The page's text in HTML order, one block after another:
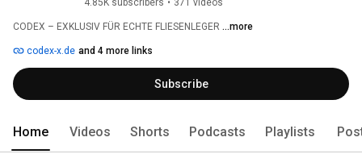
4.85K subscribers • 371 videos
CODEX – EXKLUSIV FÜR ECHTE FLIESENLEGER ...more
codex-x.de and 4 more links
Subscribe
Home Videos Shorts Podcasts Playlists